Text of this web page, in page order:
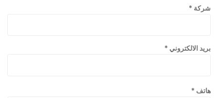
شركة *
بريد الالكتروني *
هاتف *